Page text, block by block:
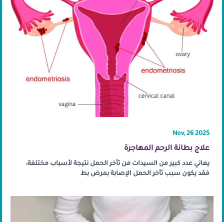
Nov, 26 2025
علاج بطانة الرحم المهاجرة
يعاني عدد كبير من السيدات من تأخر الحمل نتيجة لأسباب مختلفة،
فقد يكون سبب تأخر الحمل الإصابة بمرض بط